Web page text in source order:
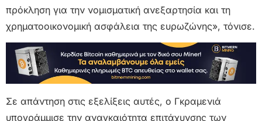
πρόκληση για την νομισματική ανεξαρτησία και τη
χρηματοοικονομική ασφάλεια της ευρωζώνης», τόνισε.
Σε απάντηση στις εξελίξεις αυτές, ο Γκραμενιά
υπογράμμισε την αναγκαιότητα επιτάχυνσης των